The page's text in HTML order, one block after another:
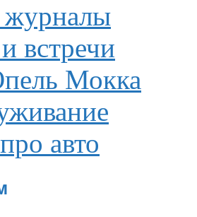
журналы
встречи
Мокка
авто